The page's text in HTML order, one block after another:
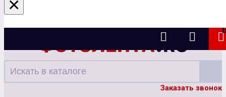
Казань
Заказать звонок
×